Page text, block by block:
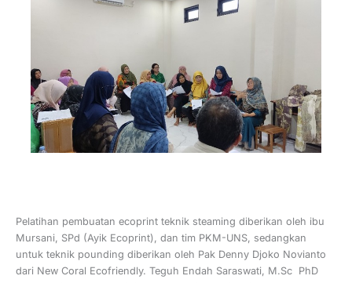
Pelatihan pembuatan ecoprint teknik steaming diberikan oleh ibu
Mursani, SPd (Ayik Ecoprint), dan tim PKM-UNS, sedangkan
untuk teknik pounding diberikan oleh Pak Denny Djoko Novianto
dari New Coral Ecofriendly. Teguh Endah Saraswati, M.Sc PhD